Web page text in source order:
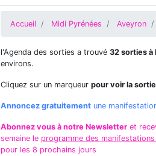
Accueil Midi Pyrénées Aveyron
l'Agenda des sorties a trouvé 32 sorties à
environs.
Cliquez sur un marqueur pour voir la sortie
Annoncez gratuitement une
Abonnez vous à notre Newsletter et
semaine le programme des
pour les 8 prochains jours